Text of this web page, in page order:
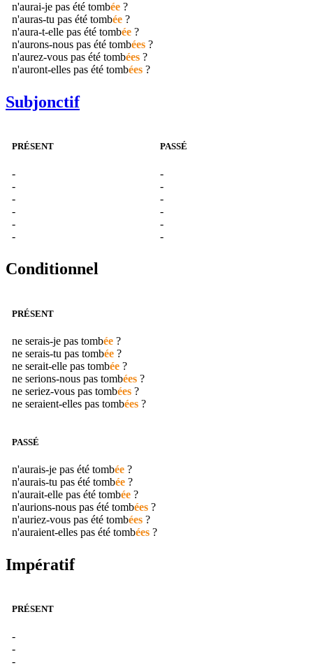
n'aurai-je pas été tombée ?
n'auras-tu pas été tombée ?
n'aura-t-elle pas été tombée ?
n'aurons-nous pas été tombées ?
n'aurez-vous pas été tombées ?
n'auront-elles pas été tombées ?
Subjonctif
PRÉSENT
-
-
-
-
-
-
PASSÉ
-
-
-
-
-
-
Conditionnel
PRÉSENT
ne serais-je pas tombée ?
ne serais-tu pas tombée ?
ne serait-elle pas tombée ?
ne serions-nous pas tombées ?
ne seriez-vous pas tombées ?
ne seraient-elles pas tombées ?
PASSÉ
n'aurais-je pas été tombée ?
n'aurais-tu pas été tombée ?
n'aurait-elle pas été tombée ?
n'aurions-nous pas été tombées ?
n'auriez-vous pas été tombées ?
n'auraient-elles pas été tombées ?
Impératif
PRÉSENT
-
-
-